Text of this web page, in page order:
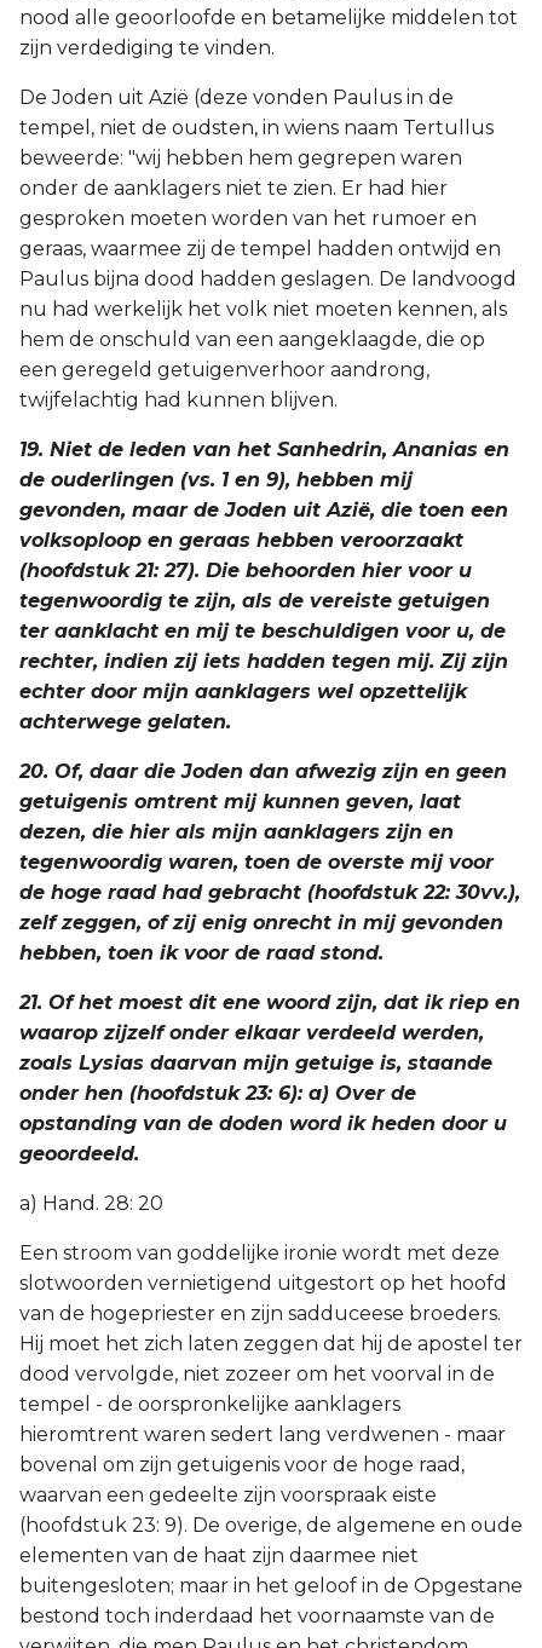
nood alle geoorloofde en betamelijke middelen tot
zijn verdediging te vinden.
De Joden uit Azië (deze vonden Paulus in de
tempel, niet de oudsten, in wiens naam Tertullus
beweerde: "wij hebben hem gegrepen waren
onder de aanklagers niet te zien. Er had hier
gesproken moeten worden van het rumoer en
geraas, waarmee zij de tempel hadden ontwijd en
Paulus bijna dood hadden geslagen. De landvoogd
nu had werkelijk het volk niet moeten kennen, als
hem de onschuld van een aangeklaagde, die op
een geregeld getuigenverhoor aandrong,
twijfelachtig had kunnen blijven.
19. Niet de leden van het Sanhedrin, Ananias en
de ouderlingen (vs. 1 en 9), hebben mij
gevonden, maar de Joden uit Azië, die toen een
volksoploop en geraas hebben veroorzaakt
(hoofdstuk 21: 27). Die behoorden hier voor u
tegenwoordig te zijn, als de vereiste getuigen
ter aanklacht en mij te beschuldigen voor u, de
rechter, indien zij iets hadden tegen mij. Zij zijn
echter door mijn aanklagers wel opzettelijk
achterwege gelaten.
20. Of, daar die Joden dan afwezig zijn en geen
getuigenis omtrent mij kunnen geven, laat
dezen, die hier als mijn aanklagers zijn en
tegenwoordig waren, toen de overste mij voor
de hoge raad had gebracht (hoofdstuk 22: 30vv.),
zelf zeggen, of zij enig onrecht in mij gevonden
hebben, toen ik voor de raad stond.
21. Of het moest dit ene woord zijn, dat ik riep en
waarop zijzelf onder elkaar verdeeld werden,
zoals Lysias daarvan mijn getuige is, staande
onder hen (hoofdstuk 23: 6): a) Over de
opstanding van de doden word ik heden door u
geoordeeld.
a) Hand. 28: 20
Een stroom van goddelijke ironie wordt met deze
slotwoorden vernietigend uitgestort op het hoofd
van de hogepriester en zijn sadduceese broeders.
Hij moet het zich laten zeggen dat hij de apostel ter
dood vervolgde, niet zozeer om het voorval in de
tempel - de oorspronkelijke aanklagers
hieromtrent waren sedert lang verdwenen - maar
bovenal om zijn getuigenis voor de hoge raad,
waarvan een gedeelte zijn voorspraak eiste
(hoofdstuk 23: 9). De overige, de algemene en oude
elementen van de haat zijn daarmee niet
buitengesloten; maar in het geloof in de Opgestane
bestond toch inderdaad het voornaamste van de